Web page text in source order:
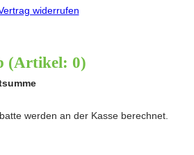
widerrufen
(Artikel: 0)
werden an der Kasse berechnet.